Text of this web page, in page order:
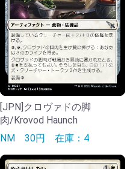
[JPN]クロヴァドの脚
肉/Krovod Haunch
NM 30円 在庫：4